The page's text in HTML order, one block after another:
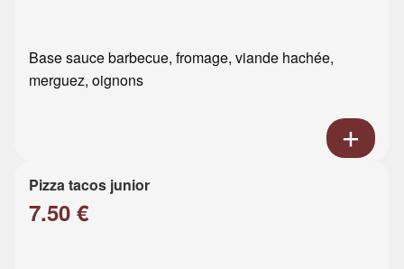
Base sauce barbecue, fromage, viande hachée,
merguez, oignons
Pizza tacos junior
7.50 €